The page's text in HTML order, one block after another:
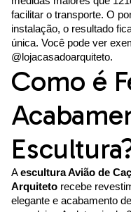
facilitar o transporte. O
instalação, o resultado
única. Você pode ver
@lojacasadoarquiteto.
Como é
Aescultura Avião de
Arquiteto recebe
elegante e acabamento